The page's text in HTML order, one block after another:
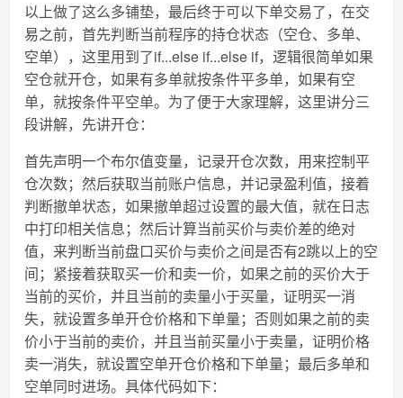
以上做了这么多铺垫，最后终于可以下单交易了，在交
易之前，首先判断当前程序的持仓状态（空仓、多单、
空单），这里用到了if...else if...else if，逻辑很简单如果
空仓就开仓，如果有多单就按条件平多单，如果有空
单，就按条件平空单。为了便于大家理解，这里讲分三
段讲解，先讲开仓：
首先声明一个布尔值变量，记录开仓次数，用来控制平
仓次数；然后获取当前账户信息，并记录盈利值，接着
判断撤单状态，如果撤单超过设置的最大值，就在日志
中打印相关信息；然后计算当前买价与卖价差的绝对
值，来判断当前盘口买价与卖价之间是否有2跳以上的空
间；紧接着获取买一价和卖一价，如果之前的买价大于
当前的买价，并且当前的卖量小于买量，证明买一消
失，就设置多单开仓价格和下单量；否则如果之前的卖
价小于当前的卖价，并且当前买量小于卖量，证明价格
卖一消失，就设置空单开仓价格和下单量；最后多单和
空单同时进场。具体代码如下：